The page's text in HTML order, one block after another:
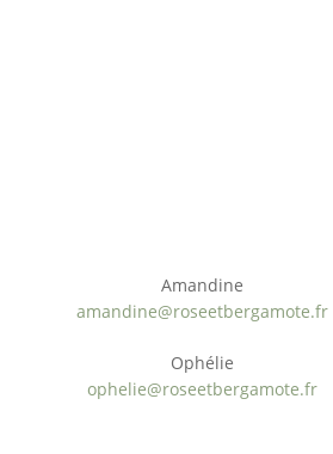
Amandine
amandine@roseetbergamote.fr
Ophélie
ophelie@roseetbergamote.fr